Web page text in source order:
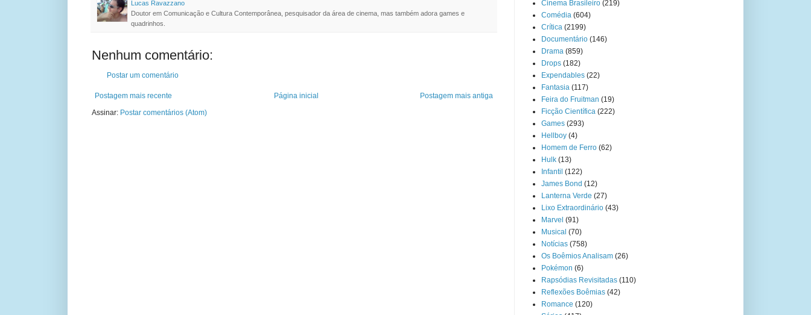
Lucas Ravazzano
Doutor em Comunicação e Cultura Contemporânea, pesquisador da área de cinema, mas também adora games e
quadrinhos.
Nenhum comentário:
Postar um comentário
Postagem mais recente Postagem mais antiga
Página inicial
Assinar: Postar comentários (Atom)
Cinema Brasileiro (219)
Comédia (604)
Crítica (2199)
Documentário (146)
Drama (859)
Drops (182)
Expendables (22)
Fantasia (117)
Feira do Fruitman (19)
Ficção Científica (222)
Games (293)
Hellboy (4)
Homem de Ferro (62)
Hulk (13)
Infantil (122)
James Bond (12)
Lanterna Verde (27)
Lixo Extraordinário (43)
Marvel (91)
Musical (70)
Notícias (758)
Os Boêmios Analisam (26)
Pokémon (6)
Rapsódias Revisitadas (110)
Reflexões Boêmias (42)
Romance (120)